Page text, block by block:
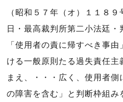
（昭和５７年（オ）１１８
日・最高裁判所第二小法廷・
「使用者の責に帰すべき事
ける一般原則たる過失責任主
まえ、・・・広く、使用者側
の障害を含む」と判断枠組み